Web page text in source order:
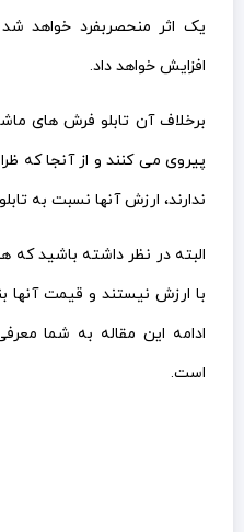
یک اثر منحصربفرد خواهد
افزایش خواهد داد.
برخلاف آن تابلو فرش های
پیروی می کنند و از آنجا که
ندارند، ارزش آنها نسبت به
البته در نظر داشته باشید که
با ارزش نیستند و قیمت آنها
ادامه این مقاله به شما
است.